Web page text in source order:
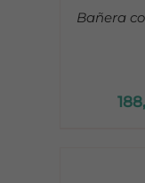
Bañera